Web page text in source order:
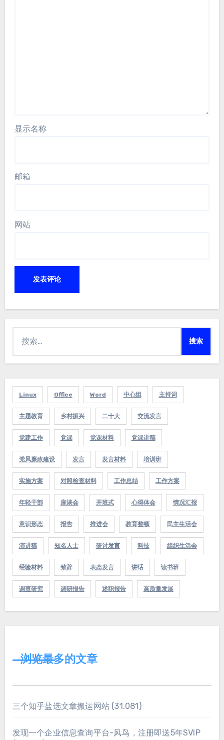
显示名称
邮箱
网站
索：
Linux Office Word 中心组 主持词
主题教育 乡村振兴 二十大 交流发言
党建工作 党课 党课材料 党课讲稿
党风廉政建设 发言 发言材料 培训班
实施方案 对照检查材料 工作总结 工作方案
年轻干部 座谈会 开班式 心得体会 情况汇报
意识形态 报告 推进会 教育整顿 民主生活会
演讲稿 知名人士 研讨发言 科技 组织生活会
经验材料 致辞 表态发言 讲话 读书班
调查研究 调研报告 述职报告 高质量发展
浏览最多的文章
三个知乎盐选文章搬运网站 (31,081)
发现一个企业信息查询平台-风鸟，注册即送5年SVIP